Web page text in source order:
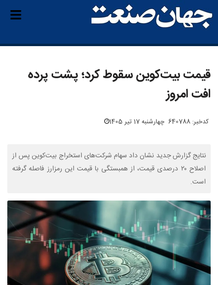
قیمت بیت‌کوین سقوط کرد؛ پشت پرده
افت امروز
کدخبر: 640788 چهارشنبه 17 تیر 1405
نتایج گزارش جدید نشان داد سهام شرکت‌های استخراج بیت‌کوین پس از
اصلاح ۲۰ درصدی قیمت، از همبستگی با قیمت این رمزارز فاصله گرفته
است.